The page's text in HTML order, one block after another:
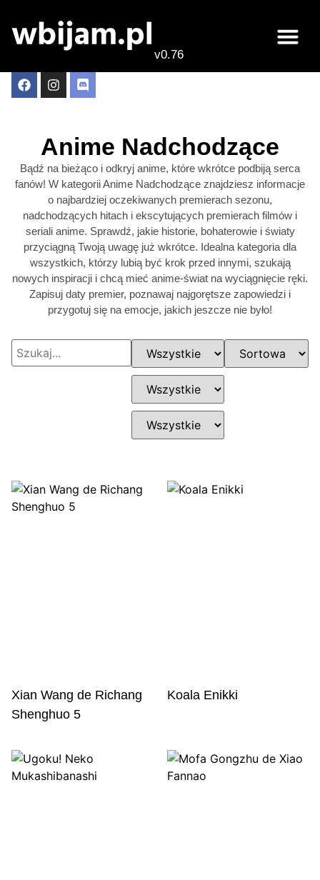
v0.76
Anime Nadchodzące
Bądź na bieżąco i odkryj anime, które wkrótce podbiją serca
fanów! W kategorii Anime Nadchodzące znajdziesz informacje
o najbardziej oczekiwanych premierach sezonu,
nadchodzących hitach i ekscytujących premierach filmów i
seriali anime. Sprawdź, jakie historie, bohaterowie i światy
przyciągną Twoją uwagę już wkrótce. Idealna kategoria dla
wszystkich, którzy lubią być krok przed innymi, szukają
nowych inspiracji i chcą mieć anime-świat na wyciągnięcie ręki.
Zapisuj daty premier, poznawaj najgorętsze zapowiedzi i
przygotuj się na emocje, jakich jeszcze nie było!
Xian Wang de Richang
Shenghuo 5
Koala Enikki